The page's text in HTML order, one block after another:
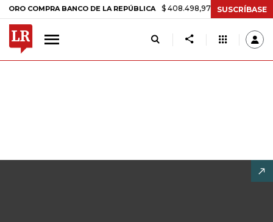
BANCO DE LA REPÚBLICA $ 408.498,97 +$ 8.753,81 +2,19%
SUSCRÍBASE